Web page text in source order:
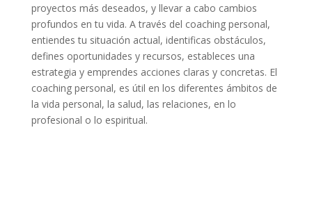
proyectos más deseados, y llevar a cabo cambios
profundos en tu vida. A través del coaching personal,
entiendes tu situación actual, identificas obstáculos,
defines oportunidades y recursos, estableces una
estrategia y emprendes acciones claras y concretas. El
coaching personal, es útil en los diferentes ámbitos de
la vida personal, la salud, las relaciones, en lo
profesional o lo espiritual.